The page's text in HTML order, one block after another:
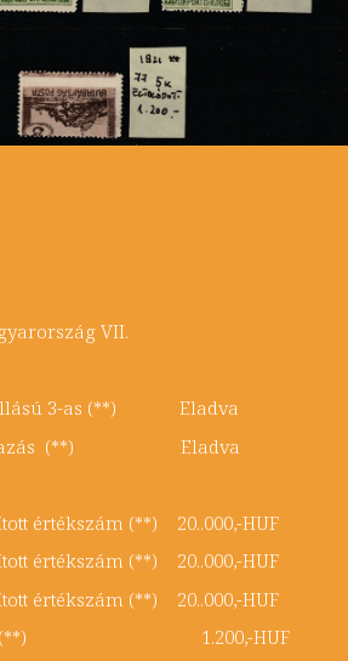
VII.
3-as (**) Eladva
fogazás (**) Eladva
értékszám (**) 20..000,-HUF
értékszám (**) 20..000,-HUF
értékszám (**) 20..000,-HUF
(**) 1.200,-HUF